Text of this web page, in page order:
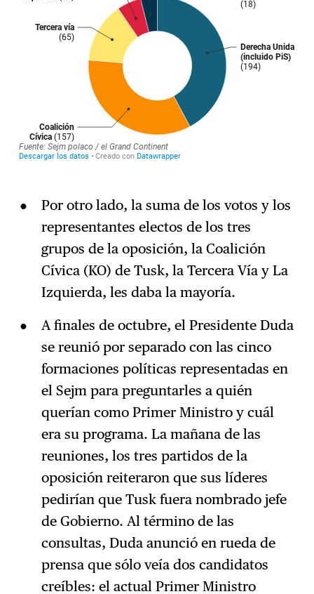
Por otro lado, la suma de los votos y los
representantes electos de los tres
grupos de la oposición, la Coalición
Cívica (KO) de Tusk, la Tercera Vía y La
Izquierda, les daba la mayoría.
A finales de octubre, el Presidente Duda
se reunió por separado con las cinco
formaciones políticas representadas en
el Sejm para preguntarles a quién
querían como Primer Ministro y cuál
era su programa. La mañana de las
reuniones, los tres partidos de la
oposición reiteraron que sus líderes
pedirían que Tusk fuera nombrado jefe
de Gobierno. Al término de las
consultas, Duda anunció en rueda de
prensa que sólo veía dos candidatos
creíbles: el actual Primer Ministro